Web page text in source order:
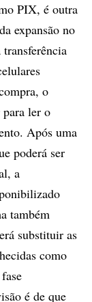
PIX, é outra
expansão no
o
ler o
Após uma
poderá ser
a
também
substituir as
como
é de que